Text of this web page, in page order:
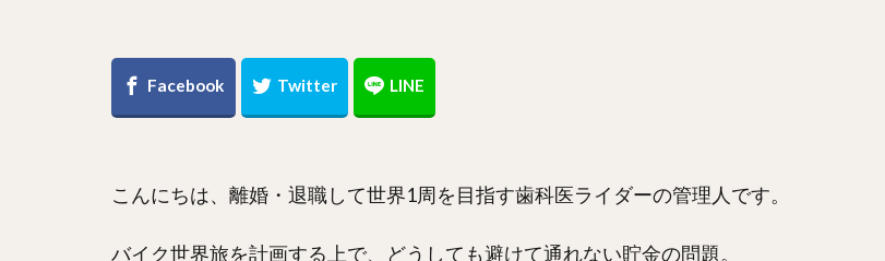
こんにちは、離婚・退職して世界1周を目指す歯科医ライダーの管理人です。
バイク世界旅を計画する上で、どうしても避けて通れない貯金の問題。